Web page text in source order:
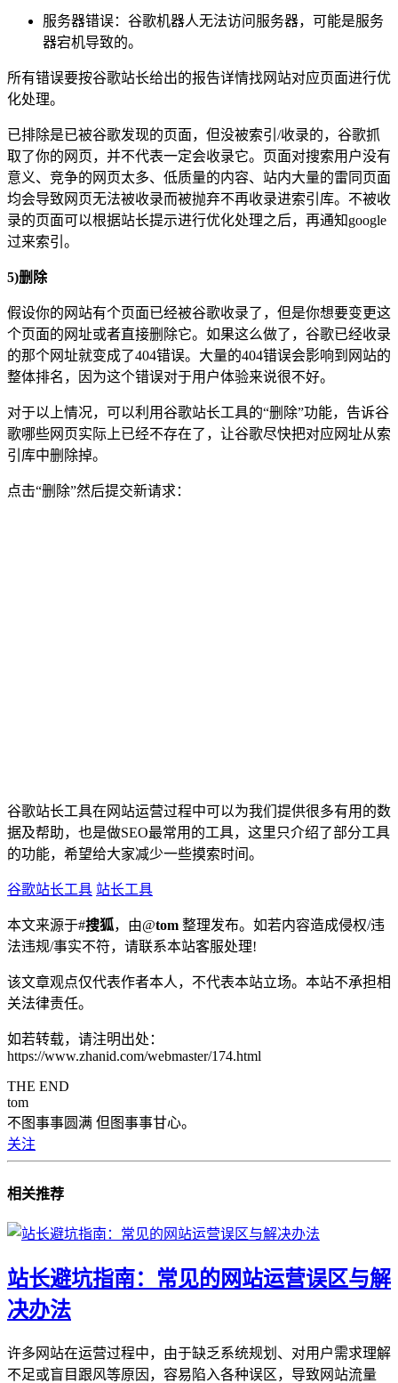
服务器错误：谷歌机器人无法访问服务器，可能是服务
器宕机导致的。
所有错误要按谷歌站长给出的报告详情找网站对应页面进行优
化处理。
已排除是已被谷歌发现的页面，但没被索引/收录的，谷歌抓
取了你的网页，并不代表一定会收录它。页面对搜索用户没有
意义、竞争的网页太多、低质量的内容、站内大量的雷同页面
均会导致网页无法被收录而被抛弃不再收录进索引库。不被收
录的页面可以根据站长提示进行优化处理之后，再通知google
过来索引。
5)删除
假设你的网站有个页面已经被谷歌收录了，但是你想要变更这
个页面的网址或者直接删除它。如果这么做了，谷歌已经收录
的那个网址就变成了404错误。大量的404错误会影响到网站的
整体排名，因为这个错误对于用户体验来说很不好。
对于以上情况，可以利用谷歌站长工具的“删除”功能，告诉谷
歌哪些网页实际上已经不存在了，让谷歌尽快把对应网址从索
引库中删除掉。
点击“删除”然后提交新请求：
谷歌站长工具在网站运营过程中可以为我们提供很多有用的数
据及帮助，也是做SEO最常用的工具，这里只介绍了部分工具
的功能，希望给大家减少一些摸索时间。
谷歌站长工具 站长工具
本文来源于#搜狐，由@tom 整理发布。如若内容造成侵权/违
法违规/事实不符，请联系本站客服处理!
该文章观点仅代表作者本人，不代表本站立场。本站不承担相
关法律责任。
如若转载，请注明出处：
https://www.zhanid.com/webmaster/174.html
THE END
tom
不图事事圆满 但图事事甘心。
关注
相关推荐
站长避坑指南：常见的网站运营误区与解
决办法
许多网站在运营过程中，由于缺乏系统规划、对用户需求理解
不足或盲目跟风等原因，容易陷入各种误区，导致网站流量